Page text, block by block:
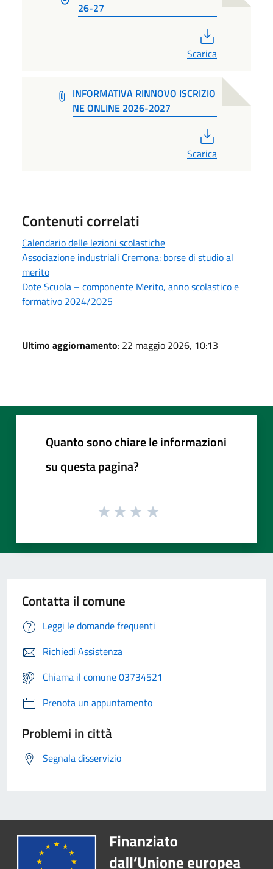
26-27
Scarica
INFORMATIVA RINNOVO ISCRIZIO
NE ONLINE 2026-2027
Scarica
Contenuti correlati
Calendario delle lezioni scolastiche
Associazione industriali Cremona: borse di studio al
merito
Dote Scuola – componente Merito, anno scolastico e
formativo 2024/2025
Ultimo aggiornamento: 22 maggio 2026, 10:13
Quanto sono chiare le informazioni
su questa pagina?
Contatta il comune
Leggi le domande frequenti
Richiedi Assistenza
Chiama il comune 03734521
Prenota un appuntamento
Problemi in città
Segnala disservizio